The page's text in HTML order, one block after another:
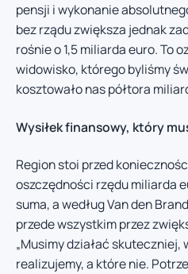
pensji i wykonanie
bez rządu zwiększa jednak
rośnie o 1,5 miliarda euro. To
widowisko, którego byliśmy
kosztowało nas półtora
Wysiłek finansowy, który
Region stoi przed
oszczędności rzędu miliarda
suma, a według Van den
przede wszystkim przez
„Musimy działać
realizujemy, a które nie.